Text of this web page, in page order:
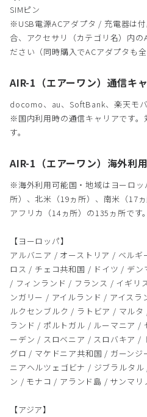
SIMピン
※USB電源ACアダプタ / 充電器は
合、アクセサリ（カテゴリ名）内の
ださい（同時購入でACアダプタも全
AIR-1（エアーワン）通信キ
docomo、au、SoftBank、楽天モ
※国内利用時の通信キャリアです。
す。
AIR-1（エアーワン）海外利用
※海外利用可能国・地域はヨーロッ
所）、北米（19ヵ所）、南米（17
アフリカ（14ヵ所）の135ヵ所です。
【ヨーロッパ】
アルバニア / オーストリア / ベル
ロス / チェコ共和国 / ドイツ / デ
/ フィンランド / フランス / イギリ
ンガリー / アイルランド / アイス
ルクセンブルク / ラトビア / マル
ランド / ポルトガル / ルーマニア /
ーデン / スロベニア / スロバキア /
グロ / マケドニア共和国 / ガーン
ニアヘルツェゴビナ / ジブラルタ
ン / モナコ / アランド島 / サンマリ
【アジア】